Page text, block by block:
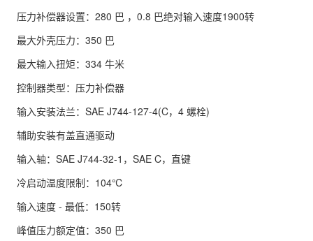
压力补偿器设置：280 巴 ，0.8 巴绝对输入速度1900转
最大外壳压力：350 巴
最大输入扭矩：334 牛米
控制器类型：压力补偿器
输入安装法兰：SAE J744-127-4(C，4 螺栓)
辅助安装有盖直通驱动
输入轴：SAE J744-32-1，SAE C，直键
冷启动温度限制：104℃
输入速度 - 最低：150转
峰值压力额定值：350 巴